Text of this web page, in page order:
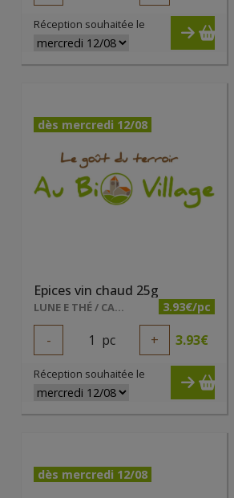
Réception souhaitée le
dès mercredi 12/08
Epices vin chaud 25g
LUNE E THÉ / CALON LUCIE 3.93€/pc
- 1 pc + 3.93€
Réception souhaitée le
dès mercredi 12/08